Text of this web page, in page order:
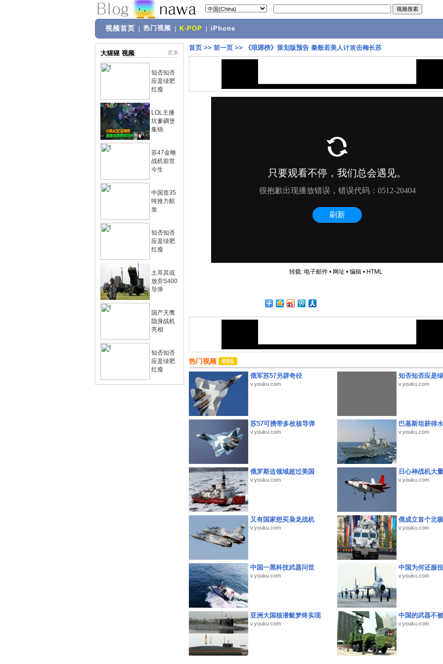
视频首页 热门视频 K-POP iPhone
大猩猩 视频 更多
知否知否
应是绿肥
红瘦
LOL主播
坑爹碉堡
集锦
苏47金雕
战机前世
今生
中国造35
吨推力航
发
知否知否
应是绿肥
红瘦
土耳其或
放弃S400
导弹
国产天鹰
隐身战机
亮相
知否知否
应是绿肥
红瘦
首页 >> 前一页 >> 《琅琊榜》策划版预告 秦般若美人计攻击梅长苏
转载: 电子邮件• 网址 • 编辑• HTML
热门视频
俄军苏57另辟奇径
v.youku.com
知否知否应是
v.youku.com
苏57可携带多枚核导弹
v.youku.com
巴基斯坦获得
v.youku.com
俄罗斯这领域超过美国
v.youku.com
日心神战机大
v.youku.com
又有国家想买枭龙战机
v.youku.com
俄成立首个北
v.youku.com
中国一黑科技武器问世
v.youku.com
中国为何还服
v.youku.com
亚洲大国核潜艇梦终实现
v.youku.com
中国的武器不
v.youku.com